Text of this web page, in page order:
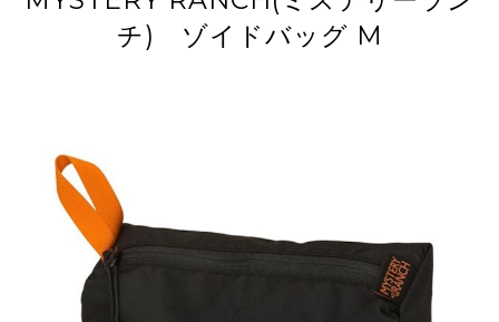
チ) ゾイドバッグ M